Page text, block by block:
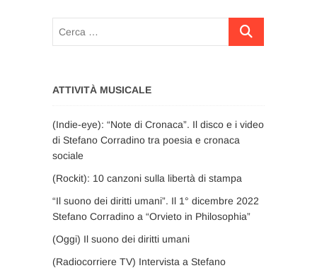
Cerca
ATTIVITÀ MUSICALE
(Indie-eye): “Note di Cronaca”. Il disco e i video
di Stefano Corradino tra poesia e cronaca
sociale
(Rockit): 10 canzoni sulla libertà di stampa
“Il suono dei diritti umani”. Il 1° dicembre 2022
Stefano Corradino a “Orvieto in Philosophia”
(Oggi) Il suono dei diritti umani
(Radiocorriere TV) Intervista a Stefano